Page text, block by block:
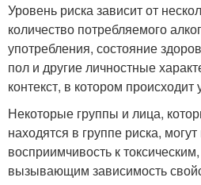
Уровень риска зависит от
количество потребляемого
употребления, состояние
пол и другие личностные
контекст, в котором
Некоторые группы и лица,
находятся в группе риска,
восприимчивость к
вызывающим зависимость